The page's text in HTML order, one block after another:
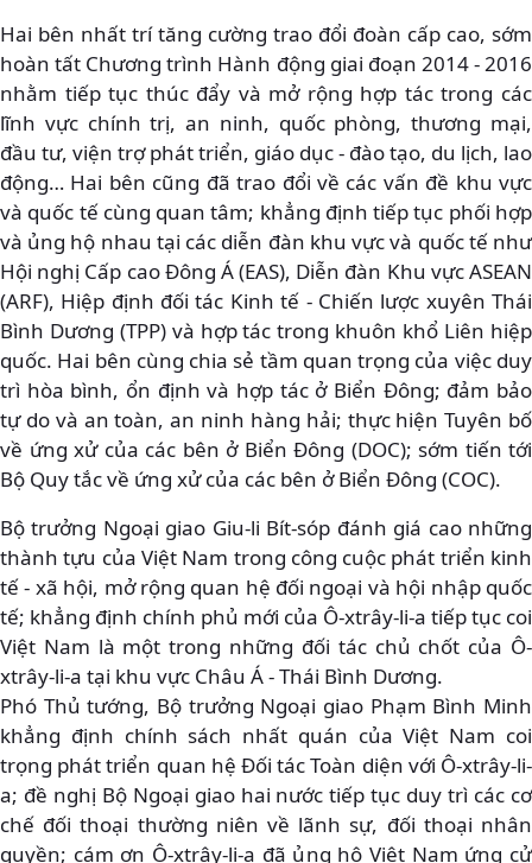
Hai bên nhất trí tăng cường trao đổi đoàn cấp cao, sớm
hoàn tất Chương trình Hành động giai đoạn 2014 - 2016
nhằm tiếp tục thúc đẩy và mở rộng hợp tác trong các
lĩnh vực chính trị, an ninh, quốc phòng, thương mại,
đầu tư, viện trợ phát triển, giáo dục - đào tạo, du lịch, lao
động… Hai bên cũng đã trao đổi về các vấn đề khu vực
và quốc tế cùng quan tâm; khẳng định tiếp tục phối hợp
và ủng hộ nhau tại các diễn đàn khu vực và quốc tế như
Hội nghị Cấp cao Đông Á (EAS), Diễn đàn Khu vực ASEAN
(ARF), Hiệp định đối tác Kinh tế - Chiến lược xuyên Thái
Bình Dương (TPP) và hợp tác trong khuôn khổ Liên hiệp
quốc. Hai bên cùng chia sẻ tầm quan trọng của việc duy
trì hòa bình, ổn định và hợp tác ở Biển Đông; đảm bảo
tự do và an toàn, an ninh hàng hải; thực hiện Tuyên bố
về ứng xử của các bên ở Biển Đông (DOC); sớm tiến tới
Bộ Quy tắc về ứng xử của các bên ở Biển Đông (COC).
Bộ trưởng Ngoại giao Giu-li Bít-sóp đánh giá cao những
thành tựu của Việt Nam trong công cuộc phát triển kinh
tế - xã hội, mở rộng quan hệ đối ngoại và hội nhập quốc
tế; khẳng định chính phủ mới của Ô-xtrây-li-a tiếp tục coi
Việt Nam là một trong những đối tác chủ chốt của Ô-
xtrây-li-a tại khu vực Châu Á - Thái Bình Dương.
Phó Thủ tướng, Bộ trưởng Ngoại giao Phạm Bình Minh
khẳng định chính sách nhất quán của Việt Nam coi
trọng phát triển quan hệ Đối tác Toàn diện với Ô-xtrây-li-
a; đề nghị Bộ Ngoại giao hai nước tiếp tục duy trì các cơ
chế đối thoại thường niên về lãnh sự, đối thoại nhân
quyền; cám ơn Ô-xtrây-li-a đã ủng hộ Việt Nam ứng cử